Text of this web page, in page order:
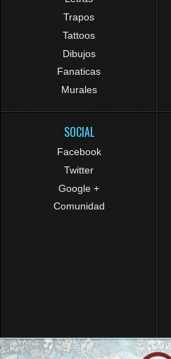
Trapos
Tattoos
Dibujos
Fanaticas
Murales
SOCIAL
Facebook
Twitter
Google +
Comunidad